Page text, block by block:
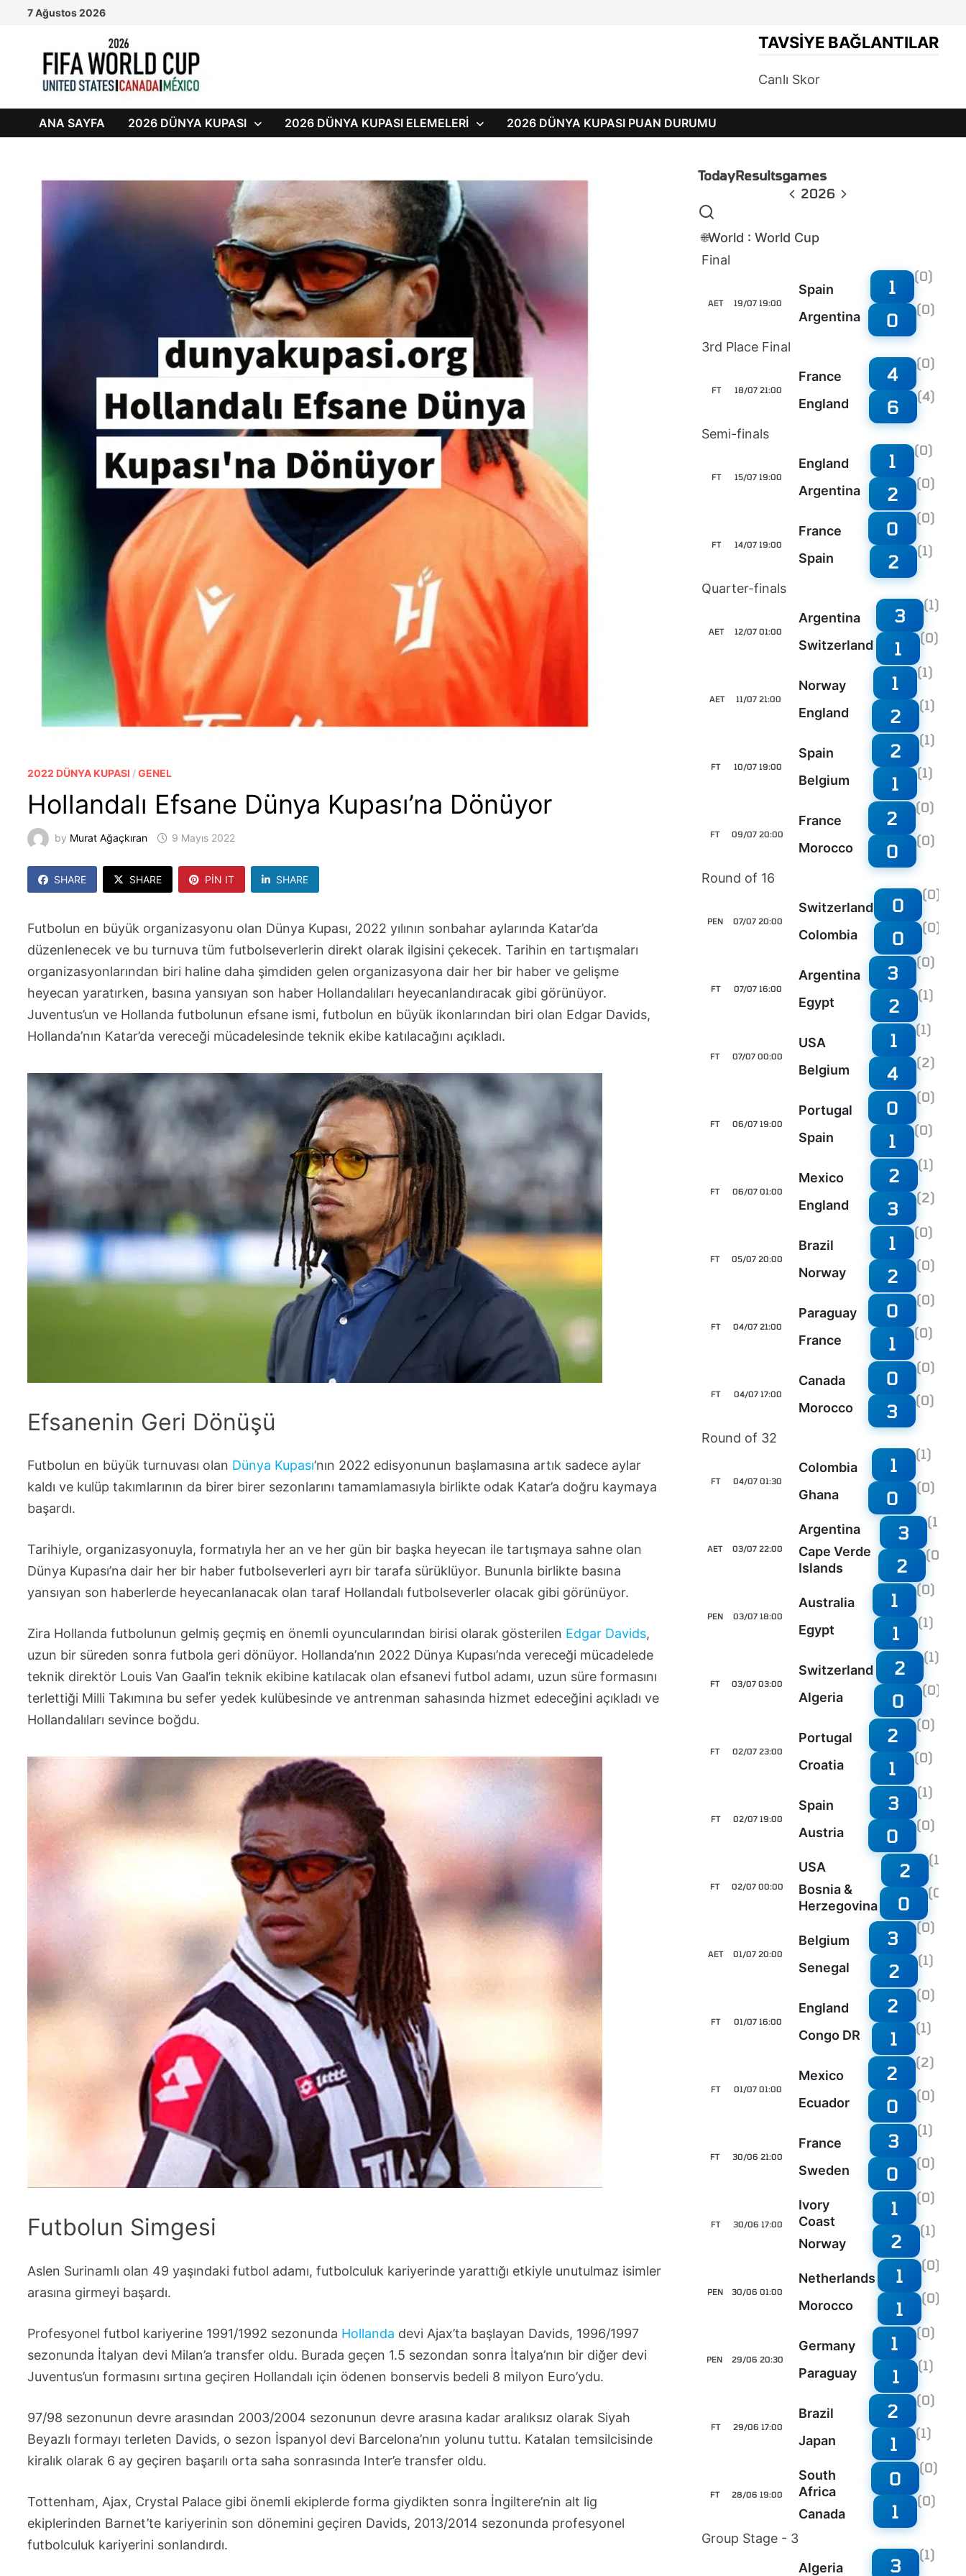
7 Ağustos 2026
TAVSIYE BAĞLANTILAR
Canlı Skor
ANA SAYFA 2026 DÜNYA KUPASI 2026 DÜNYA KUPASI ELEMELERI 2026 DÜNYA KUPASI PUAN DURUMU
2022 DÜNYA KUPASI /GENEL
Hollandalı Efsane Dünya Kupası’na Dönüyor
by Murat Ağaçkıran 9 Mayıs 2022
SHARE SHARE PIN IT SHARE
Futbolun en büyük organizasyonu olan Dünya Kupası, 2022 yılının sonbahar aylarında Katar’da
düzenlenecek ve bu turnuva tüm futbolseverlerin direkt olarak ilgisini çekecek. Tarihin en tartışmaları
organizasyonlarından biri haline daha şimdiden gelen organizasyona dair her bir haber ve gelişme
heyecan yaratırken, basına yansıyan son haber Hollandalıları heyecanlandıracak gibi görünüyor.
Juventus’un ve Hollanda futbolunun efsane ismi, futbolun en büyük ikonlarından biri olan Edgar Davids,
Hollanda’nın Katar’da vereceği mücadelesinde teknik ekibe katılacağını açıkladı.
Efsanenin Geri Dönüşü
Futbolun en büyük turnuvası olan Dünya Kupası’nın 2022 edisyonunun başlamasına artık sadece aylar
kaldı ve kulüp takımlarının da birer birer sezonlarını tamamlamasıyla birlikte odak Katar’a doğru kaymaya
başardı.
Tarihiyle, organizasyonuyla, formatıyla her an ve her gün bir başka heyecan ile tartışmaya sahne olan
Dünya Kupası’na dair her bir haber futbolseverleri ayrı bir tarafa sürüklüyor. Bununla birlikte basına
yansıyan son haberlerde heyecanlanacak olan taraf Hollandalı futbolseverler olacak gibi görünüyor.
Zira Hollanda futbolunun gelmiş geçmiş en önemli oyuncularından birisi olarak gösterilen Edgar Davids,
uzun bir süreden sonra futbola geri dönüyor. Hollanda’nın 2022 Dünya Kupası’nda vereceği mücadelede
teknik direktör Louis Van Gaal’in teknik ekibine katılacak olan efsanevi futbol adamı, uzun süre formasını
terlettiği Milli Takımına bu sefer yedek kulübesinde ve antrenman sahasında hizmet edeceğini açıkladı ve
Hollandalıları sevince boğdu.
Futbolun Simgesi
Aslen Surinamlı olan 49 yaşındaki futbol adamı, futbolculuk kariyerinde yarattığı etkiyle unutulmaz isimler
arasına girmeyi başardı.
Profesyonel futbol kariyerine 1991/1992 sezonunda Hollanda devi Ajax’ta başlayan Davids, 1996/1997
sezonunda İtalyan devi Milan’a transfer oldu. Burada geçen 1.5 sezondan sonra İtalya’nın bir diğer devi
Juventus’un formasını sırtına geçiren Hollandalı için ödenen bonservis bedeli 8 milyon Euro’ydu.
97/98 sezonunun devre arasından 2003/2004 sezonunun devre arasına kadar aralıksız olarak Siyah
Beyazlı formayı terleten Davids, o sezon İspanyol devi Barcelona’nın yolunu tuttu. Katalan temsilcisinde
kiralık olarak 6 ay geçiren başarılı orta saha sonrasında Inter’e transfer oldu.
Tottenham, Ajax, Crystal Palace gibi önemli ekiplerde forma giydikten sonra İngiltere’nin alt lig
ekiplerinden Barnet’te kariyerinin son dönemini geçiren Davids, 2013/2014 sezonunda profesyonel
futbolculuk kariyerini sonlandırdı.
TodayResultsgames
2026
🌐World : World Cup
Final
19/07 19:00
AET
Spain
Argentina
1 (0)
0 (0)
3rd Place Final
18/07 21:00
FT
France
England
4 (0)
6 (4)
Semi-finals
15/07 19:00
FT
England
Argentina
1 (0)
2 (0)
14/07 19:00
FT
France
Spain
0 (0)
2 (1)
Quarter-finals
12/07 01:00
AET
Argentina
Switzerland
3 (1)
1 (0)
11/07 21:00
AET
Norway
England
1 (1)
2 (1)
10/07 19:00
FT
Spain
Belgium
2 (1)
1 (1)
09/07 20:00
FT
France
Morocco
2 (0)
0 (0)
Round of 16
07/07 20:00
PEN
Switzerland
Colombia
0 (0)
0 (0)
07/07 16:00
FT
Argentina
Egypt
3 (0)
2 (1)
07/07 00:00
FT
USA
Belgium
1 (1)
4 (2)
06/07 19:00
FT
Portugal
Spain
0 (0)
1 (0)
06/07 01:00
FT
Mexico
England
2 (1)
3 (2)
05/07 20:00
FT
Brazil
Norway
1 (0)
2 (0)
04/07 21:00
FT
Paraguay
France
0 (0)
1 (0)
04/07 17:00
FT
Canada
Morocco
0 (0)
3 (0)
Round of 32
04/07 01:30
FT
Colombia
Ghana
1 (1)
0 (0)
03/07 22:00
AET
Argentina
Cape Verde
Islands
3 (1)
2 (0)
03/07 18:00
PEN
Australia
Egypt
1 (0)
1 (1)
03/07 03:00
FT
Switzerland
Algeria
2 (1)
0 (0)
02/07 23:00
FT
Portugal
Croatia
2 (0)
1 (0)
02/07 19:00
FT
Spain
Austria
3 (1)
0 (0)
02/07 00:00
FT
USA
Bosnia &
Herzegovina
2 (1)
0 (0)
01/07 20:00
AET
Belgium
Senegal
3 (0)
2 (1)
01/07 16:00
FT
England
Congo DR
2 (0)
1 (1)
01/07 01:00
FT
Mexico
Ecuador
2 (2)
0 (0)
30/06 21:00
FT
France
Sweden
3 (1)
0 (0)
30/06 17:00
FT
Ivory
Coast
Norway
1 (0)
2 (1)
30/06 01:00
PEN
Netherlands
Morocco
1 (0)
1 (0)
29/06 20:30
PEN
Germany
Paraguay
1 (0)
1 (1)
29/06 17:00
FT
Brazil
Japan
2 (0)
1 (1)
28/06 19:00
FT
South
Africa
Canada
0 (0)
1 (0)
Group Stage - 3
Algeria
3 (1)